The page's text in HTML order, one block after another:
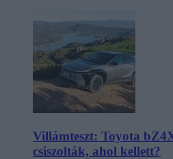
Villámteszt: Toyota
csiszolták, ahol kellett?